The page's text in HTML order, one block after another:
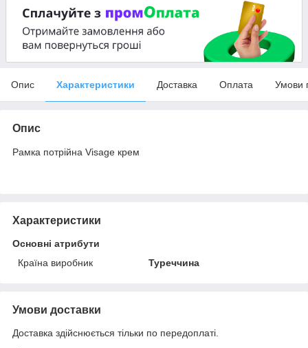
Опис Характеристики Доставка Оплата Умови
Опис
Рамка потрійна Visage крем
Характеристики
Основні атрибути
Країна виробник
Туреччина
Умови доставки
Доставка здійснюється тільки по передоплаті.